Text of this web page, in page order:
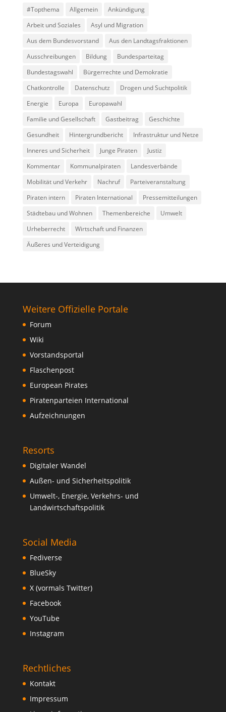
#Topthema Allgemein
Ankündigung
Arbeit und Soziales
Asyl und Migration
Aus dem Bundesvorstand
Aus den Landtagsfraktionen
Ausschreibungen
Bildung
Bundesparteitag
Bundestagswahl
Bürgerrechte und Demokratie
Chatkontrolle
Datenschutz
Drogen und Suchtpolitik
Energie
Europa
Europawahl
Familie und Gesellschaft
Gastbeitrag
Geschichte
Gesundheit
Hintergrundbericht
Infrastruktur und Netze
Inneres und Sicherheit
Junge Piraten
Justiz
Kommentar
Kommunalpiraten
Landesverbände
Mobilität und Verkehr
Nachruf
Parteiveranstaltung
Piraten intern
Piraten International
Pressemitteilungen
Städtebau und Wohnen
Themenbereiche
Umwelt
Urheberrecht
Wirtschaft und Finanzen
Äußeres und Verteidigung
Weitere Offizielle Portale
Forum
Wiki
Vorstandsportal
Flaschenpost
European Pirates
Piratenparteien International
Aufzeichnungen
Resorts
Digitaler Wandel
Außen- und Sicherheitspolitik
Umwelt-, Energie, Verkehrs- und
Landwirtschaftspolitik
Social Media
Fediverse
BlueSky
X (vormals Twitter)
Facebook
YouTube
Instagram
Rechtliches
Kontakt
Impressum